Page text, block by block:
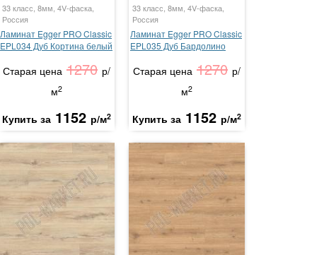
33 класс, 8мм, 4V-фаска,
Россия
Ламинат Egger PRO Classic
EPL034 Дуб Кортина белый
Старая цена 1270 р/
м2
Купить за 1152 р/м2
33 класс, 8мм, 4V-фаска,
Россия
Ламинат Egger PRO Classic
EPL035 Дуб Бардолино
Старая цена 1270 р/
м2
Купить за 1152 р/м2